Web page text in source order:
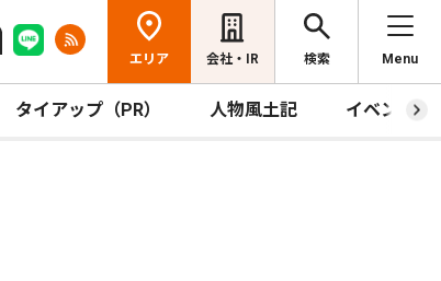
エリア 会社・IR 検索 Menu
タイアップ（PR） 人物風土記 イベント